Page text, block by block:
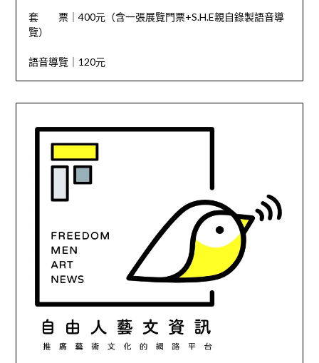
套 票｜400元（含一張展覽門票+S.H.E親自錄製語音導
覽）
語音導覽｜120元